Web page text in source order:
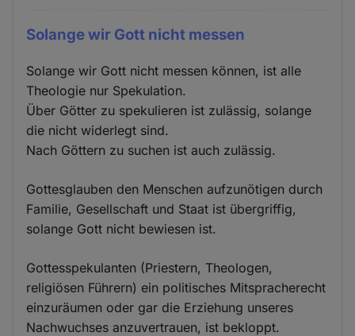
Solange wir Gott nicht messen
Solange wir Gott nicht messen können, ist alle
Theologie nur Spekulation.
Über Götter zu spekulieren ist zulässig, solange
die nicht widerlegt sind.
Nach Göttern zu suchen ist auch zulässig.
Gottesglauben den Menschen aufzunötigen durch
Familie, Gesellschaft und Staat ist übergriffig,
solange Gott nicht bewiesen ist.
Gottesspekulanten (Priestern, Theologen,
religiösen Führern) ein politisches Mitspracherecht
einzuräumen oder gar die Erziehung unseres
Nachwuchses anzuvertrauen, ist bekloppt.